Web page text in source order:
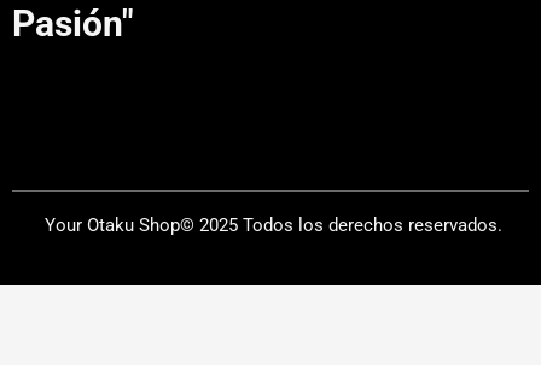
Pasión"
Your Otaku Shop© 2025 Todos los derechos reservados.